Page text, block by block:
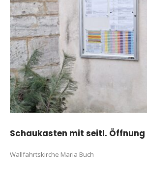
Schaukasten mit seitl. Öffnung
Wallfahrtskirche Maria Buch